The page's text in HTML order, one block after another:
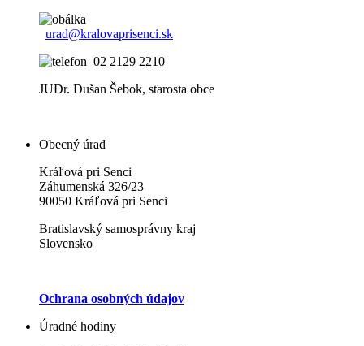
urad@kralovaprisenci.sk
02 2129 2210
JUDr. Dušan Šebok, starosta obce
Obecný úrad
Kráľová pri Senci
Záhumenská 326/23
90050 Kráľová pri Senci
Bratislavský samosprávny kraj
Slovensko
Ochrana osobných údajov
Úradné hodiny